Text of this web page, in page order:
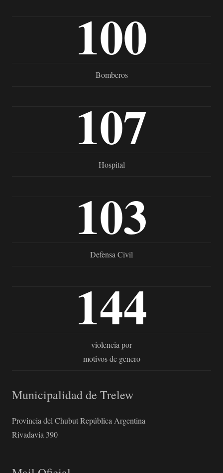
100
Bomberos
107
Hospital
103
Defensa Civil
144
violencia por
motivos de genero
Municipalidad de Trelew
Provincia del Chubut República Argentina
Rivadavia 390